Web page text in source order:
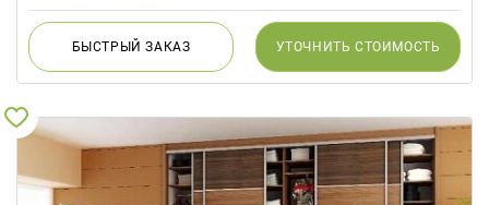
БЫСТРЫЙЗАКАЗ УТОЧНИТЬ СТОИМОСТЬ